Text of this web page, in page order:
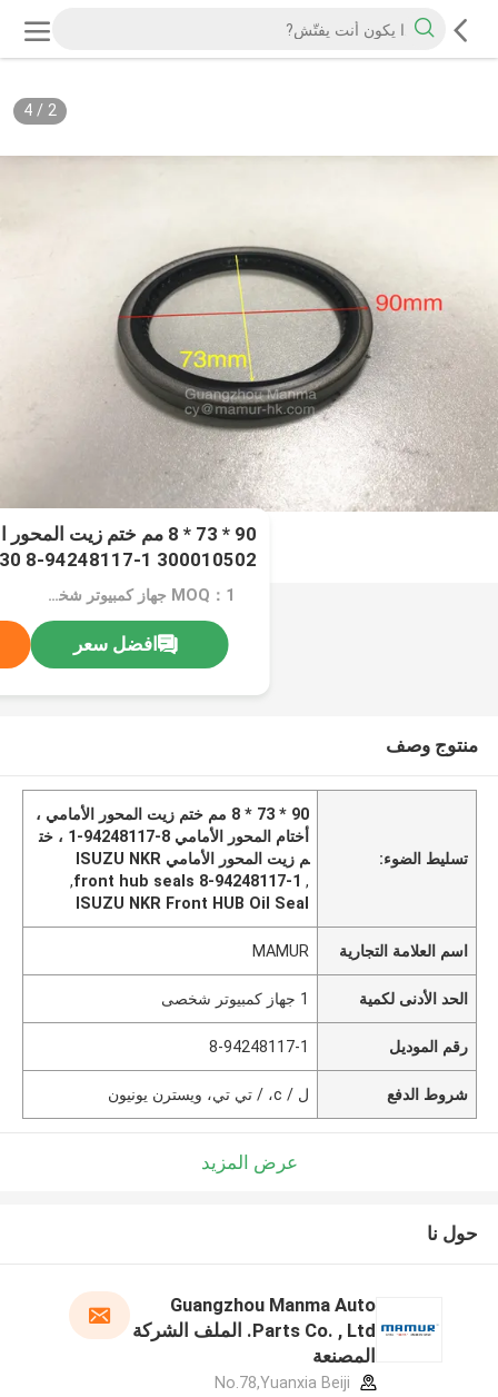
2
/
4
8-94248117-1 300010502
MOQ：1 جهاز كمبيوتر شخصى
افضل سعر
منتوج وصف
تسليط الضوء:
90 * 73 * 8 مم ختم زيت المحور الأمامي ،
أختام المحور الأمامي 8-94248117-1 ، خت
م زيت المحور الأمامي ISUZU NKR
,
front hub seals 8-94248117-1
,
ISUZU NKR Front HUB Oil Seal
اسم العلامة التجارية MAMUR
الحد الأدنى لكمية 1 جهاز كمبيوتر شخصى
رقم الموديل 8-94248117-1
شروط الدفع ل / c، / تي تي، ويسترن يونيون
عرض المزيد
حول نا
Guangzhou Manma Auto
Parts Co. , Ltd. الملف الشركة
المصنعة
No.78,Yuanxia Beiji